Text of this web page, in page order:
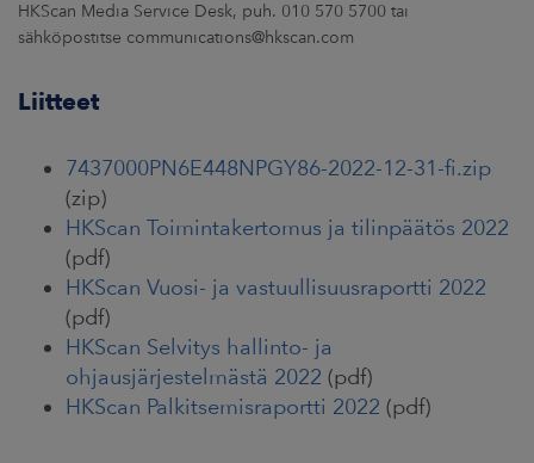
HKScan Media Service Desk, puh. 010 570 5700 tai
sähköpostitse communications@hkscan.com
Liitteet
7437000PN6E448NPGY86-2022-12-31-fi.zip
(zip)
HKScan Toimintakertomus ja tilinpäätös 2022
(pdf)
HKScan Vuosi- ja vastuullisuusraportti 2022
(pdf)
HKScan Selvitys hallinto- ja
ohjausjärjestelmästä 2022 (pdf)
HKScan Palkitsemisraportti 2022 (pdf)